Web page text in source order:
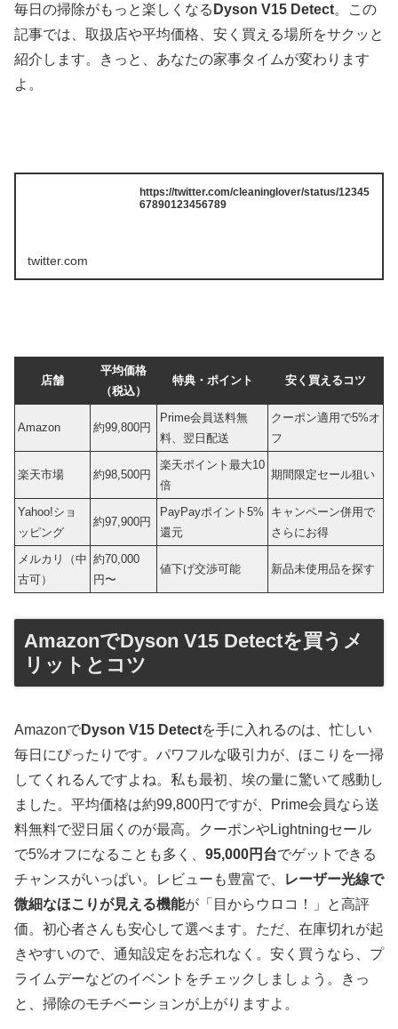
毎日の掃除がもっと楽しくなる Dyson V15 Detect。この
記事では、取扱店や平均価格、安く買える場所をサクッと
紹介します。きっと、あなたの家事タイムが変わります
よ。
https://twitter.com/cleaninglover/status/12345
67890123456789
twitter.com
店舗
平均価格
（税込）
特典・ポイント 安く買えるコツ
Amazon 約99,800円
Prime会員送料無
料、翌日配送
クーポン適用で5%オ
フ
楽天市場 約98,500円
楽天ポイント最大10
倍
期間限定セール狙い
Yahoo!ショ
ッピング
約97,900円
PayPayポイント5%
還元
キャンペーン併用で
さらにお得
メルカリ（中
古可）
約70,000
円〜
値下げ交渉可能 新品未使用品を探す
AmazonでDyson V15 Detectを買うメ
リットとコツ
AmazonでDyson V15 Detectを手に入れるのは、忙しい
毎日にぴったりです。パワフルな吸引力が、ほこりを一掃
してくれるんですよね。私も最初、埃の量に驚いて感動し
ました。平均価格は約99,800円ですが、Prime会員なら送
料無料で翌日届くのが最高。クーポンやLightningセール
で5%オフになることも多く、 95,000円台でゲットできる
チャンスがいっぱい。レビューも豊富で、
レーザー光線で
微細なほこりが見える機能が「目からウロコ！」と高評
価。初心者さんも安心して選べます。ただ、在庫切れが起
きやすいので、通知設定をお忘れなく。安く買うなら、プ
ライムデーなどのイベントをチェックしましょう。きっ
と、掃除のモチベーションが上がりますよ。